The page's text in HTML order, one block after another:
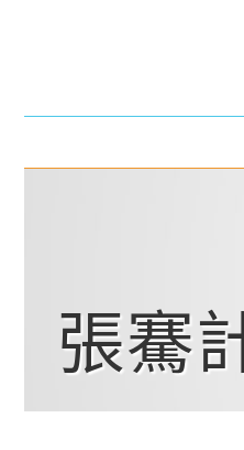
張騫